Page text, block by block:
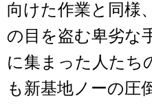
向けた作業と同様
の目を盗む卑劣な
に集まった人たち
も新基地ノーの圧